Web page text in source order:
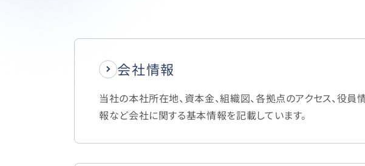
会社情報
当社の本社所在地、資本金、組織図、各拠点のアクセス、役員
報など会社に関する基本情報を記載しています。